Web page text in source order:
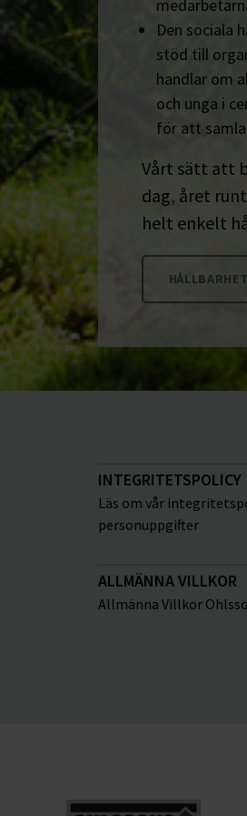
Den sociala
stöd till
handlar om
och unga i
för att
Vårt sätt att
dag, året
helt enkelt
HÅLLBARHET
INTEGRITETSPOLICY
Läs om vår
personuppgifter
ALLMÄNNA VILLKOR
Allmänna Villkor